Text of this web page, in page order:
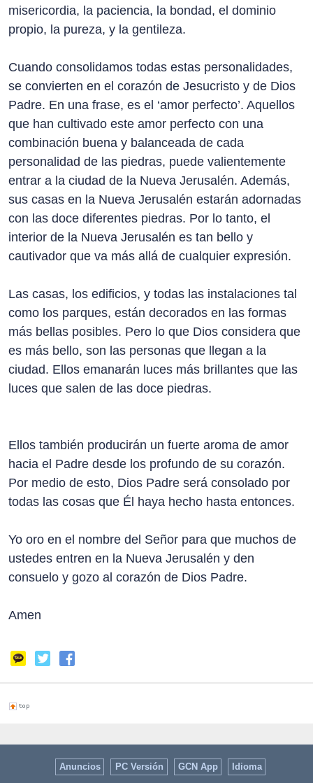
misericordia, la paciencia, la bondad, el dominio
propio, la pureza, y la gentileza.
Cuando consolidamos todas estas personalidades,
se convierten en el corazón de Jesucristo y de Dios
Padre. En una frase, es el ‘amor perfecto’. Aquellos
que han cultivado este amor perfecto con una
combinación buena y balanceada de cada
personalidad de las piedras, puede valientemente
entrar a la ciudad de la Nueva Jerusalén. Además,
sus casas en la Nueva Jerusalén estarán adornadas
con las doce diferentes piedras. Por lo tanto, el
interior de la Nueva Jerusalén es tan bello y
cautivador que va más allá de cualquier expresión.
Las casas, los edificios, y todas las instalaciones tal
como los parques, están decorados en las formas
más bellas posibles. Pero lo que Dios considera que
es más bello, son las personas que llegan a la
ciudad. Ellos emanarán luces más brillantes que las
luces que salen de las doce piedras.
Ellos también producirán un fuerte aroma de amor
hacia el Padre desde los profundo de su corazón.
Por medio de esto, Dios Padre será consolado por
todas las cosas que Él haya hecho hasta entonces.
Yo oro en el nombre del Señor para que muchos de
ustedes entren en la Nueva Jerusalén y den
consuelo y gozo al corazón de Dios Padre.
Amen
Anuncios PC Versión GCN App Idioma